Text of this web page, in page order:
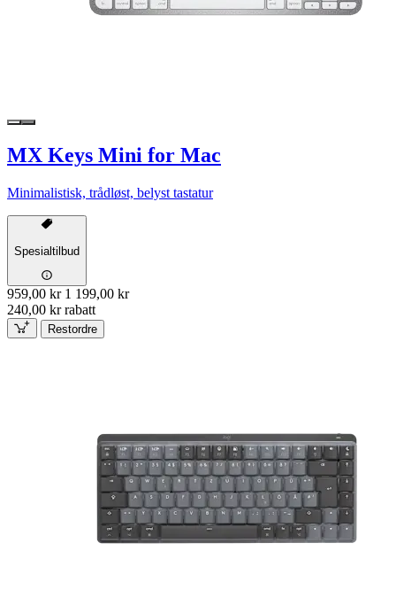
MX Keys Mini for Mac
Minimalistisk, trådløst, belyst tastatur
Spesialtilbud
959,00 kr 1 199,00 kr
240,00 kr rabatt
Restordre